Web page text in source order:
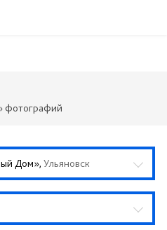
фотографий
Дом», Ульяновск